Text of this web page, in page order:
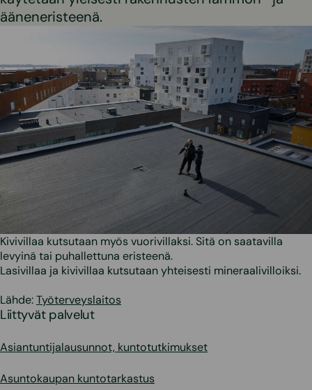
ääneneristeenä.
Kivivillaa kutsutaan myös vuorivillaksi. Sitä on saatavilla
levyinä tai puhallettuna eristeenä.
Lasivillaa ja kivivillaa kutsutaan yhteisesti mineraalivilloiksi.
Lähde:Työterveyslaitos
Liittyvät palvelut
Asiantuntijalausunnot, kuntotutkimukset
Asuntokaupan kuntotarkastus